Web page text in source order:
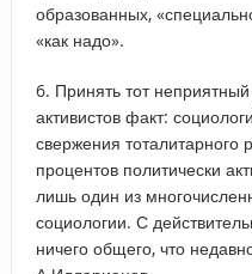
образованных,
«как надо».
6. Принять тот
активистов факт:
свержения тоталитарного
процентов политически
лишь один из
социологии. С
ничего общего, что